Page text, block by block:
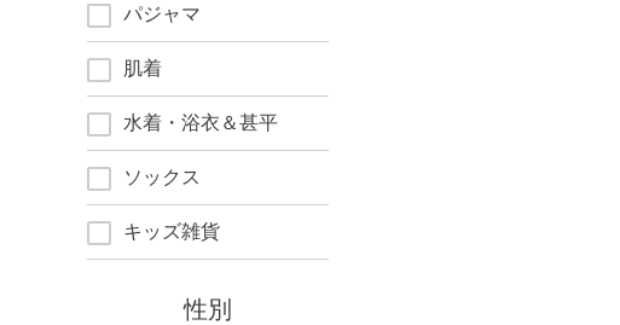
パジャマ
肌着
水着・浴衣＆甚平
ソックス
キッズ雑貨
性別